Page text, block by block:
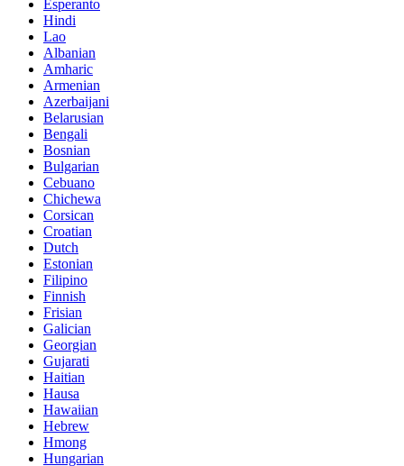
Esperanto
Hindi
Lao
Albanian
Amharic
Armenian
Azerbaijani
Belarusian
Bengali
Bosnian
Bulgarian
Cebuano
Chichewa
Corsican
Croatian
Dutch
Estonian
Filipino
Finnish
Frisian
Galician
Georgian
Gujarati
Haitian
Hausa
Hawaiian
Hebrew
Hmong
Hungarian